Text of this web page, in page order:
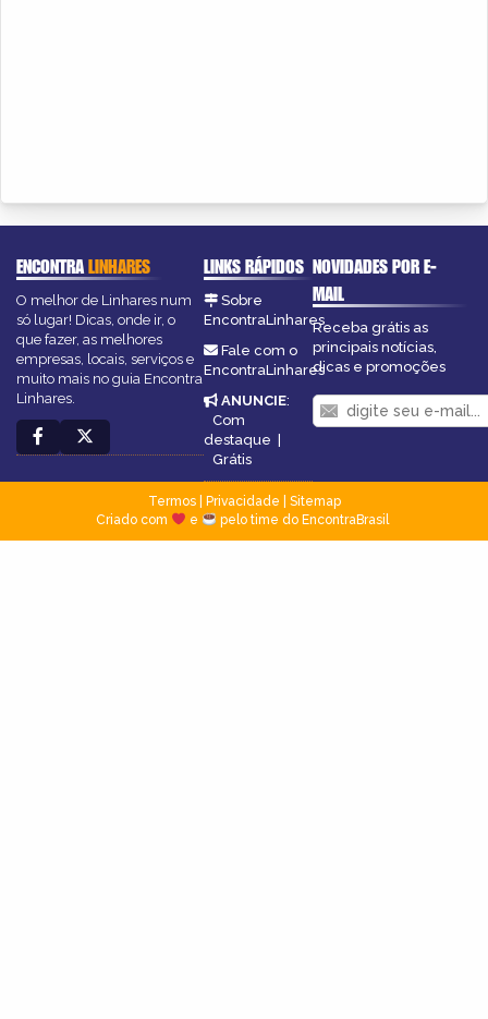
ENCONTRALINHARES
O melhor de Linhares num
só lugar! Dicas, onde ir, o
que fazer, as melhores
empresas, locais, serviços e
muito mais no guia Encontra
Linhares.
LINKS RÁPIDOS
Sobre
EncontraLinhares
Fale com o
EncontraLinhares
ANUNCIE:
Com
destaque |
Grátis
NOVIDADES POR E-
MAIL
Receba grátis as
principais notícias,
dicas e promoções
Termos| Privacidade
Sitemap
Criado com
e pelo time do EncontraBrasil